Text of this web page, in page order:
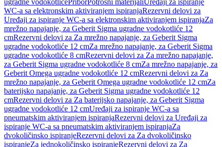
ugradne vodokotlićePriborPotrošni materijaliUređaji za ispiranje
WC-a sa elektronskim aktiviranjem ispiranjaRezervni delovi za
Uređaji za ispiranje WC-a sa elektronskim aktiviranjem ispiranjaZa
mrežno napajanje, za Geberit Sigma ugradne vodokotliće 12
cmRezervni delovi za Za mrežno napajanje, za Geberit Sigma
ugradne vodokotliće 12 cmZa mrežno napajanje, za Geberit Sigma
ugradne vodokotliće 8 cmRezervni delovi za Za mrežno napajanje,
za Geberit Sigma ugradne vodokotliće 8 cmZa mrežno napajanje, za
Geberit Omega ugradne vodokotliće 12 cmRezervni delovi za Za
mrežno napajanje, za Geberit Omega ugradne vodokotliće 12 cmZa
baterijsko napajanje, za Geberit Sigma ugradne vodokotliće 12
cmRezervni delovi za Za baterijsko napajanje, za Geberit Sigma
ugradne vodokotliće 12 cmUređaji za ispiranje WC-a sa
pneumatskim aktiviranjem ispiranjaRezervni delovi za Uređaji za
ispiranje WC-a sa pneumatskim aktiviranjem ispiranjaZa
dvokoličinsko ispiranjeRezervni delovi za Za dvokoličinsko
ispiranjeZa jednokoličinsko ispiranjeRezervni delovi za Za